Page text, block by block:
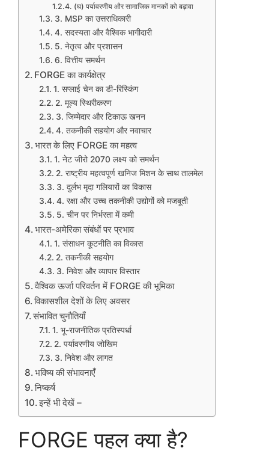
(घ) पर्यावरणीय और सामाजिक मानकों को बढ़ावा
3. MSP का उत्तराधिकारी
4. सदस्यता और वैश्विक भागीदारी
5. नेतृत्व और प्रशासन
6. वित्तीय समर्थन
FORGE का कार्यक्षेत्र
1. सप्लाई चेन का डी-रिस्किंग
2. मूल्य स्थिरीकरण
3. जिम्मेदार और टिकाऊ खनन
4. तकनीकी सहयोग और नवाचार
भारत के लिए FORGE का महत्व
1. नेट जीरो 2070 लक्ष्य को समर्थन
2. राष्ट्रीय महत्वपूर्ण खनिज मिशन के साथ तालमेल
3. दुर्लभ मृदा गलियारों का विकास
4. रक्षा और उच्च तकनीकी उद्योगों को मजबूती
5. चीन पर निर्भरता में कमी
भारत-अमेरिका संबंधों पर प्रभाव
1. संसाधन कूटनीति का विकास
2. तकनीकी सहयोग
3. निवेश और व्यापार विस्तार
वैश्विक ऊर्जा परिवर्तन में FORGE की भूमिका
विकासशील देशों के लिए अवसर
संभावित चुनौतियाँ
1. भू-राजनीतिक प्रतिस्पर्धा
2. पर्यावरणीय जोखिम
3. निवेश और लागत
भविष्य की संभावनाएँ
निष्कर्ष
इन्हें भी देखें –
FORGE पहल क्या है?